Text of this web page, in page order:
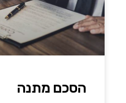
הסכם מתנה